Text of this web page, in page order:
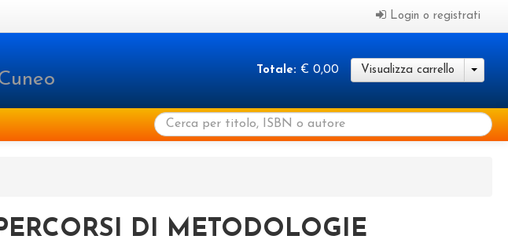
Login o registrati
Totale: € 0,00 Visualizza carrello
DI METODOLOGIE